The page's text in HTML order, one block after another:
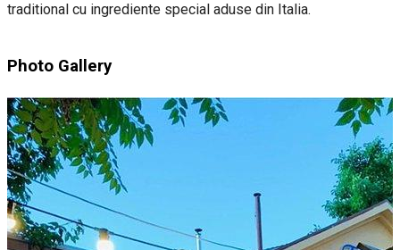
traditional cu ingrediente special aduse din Italia.
Photo Gallery